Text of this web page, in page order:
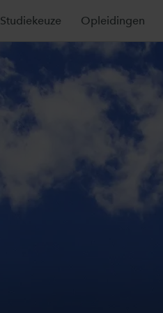
Studiekeuze Opleidingen